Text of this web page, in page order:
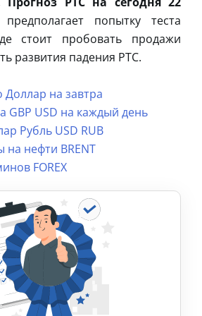
предполагает попытку теста
стоит пробовать продажи
развития падения РТС.
Доллар на завтра
GBP USD на каждый день
Рубль USD RUB
на нефти BRENT
FOREX